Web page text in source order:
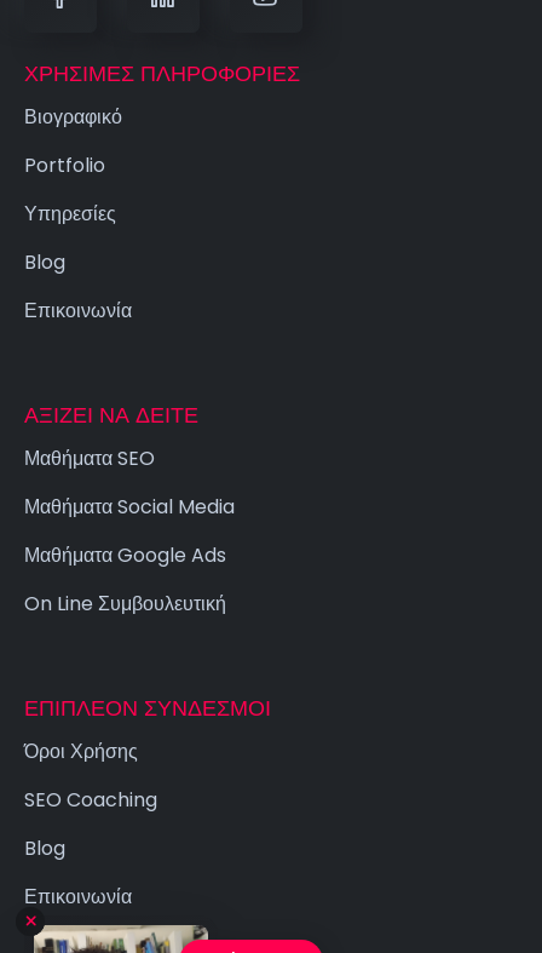
ΧΡΉΣΙΜΕΣ ΠΛΗΡΟΦΟΡΊΕΣ
Βιογραφικό
Portfolio
Υπηρεσίες
Blog
Επικοινωνία
ΑΞΊΖΕΙ ΝΑ ΔΕΊΤΕ
Μαθήματα SEO
Μαθήματα Social Media
Μαθήματα Google Ads
On Line Συμβουλευτική
ΕΠΙΠΛΈΟΝ ΣΎΝΔΕΣΜΟΙ
Όροι Χρήσης
SEO Coaching
Blog
Επικοινωνία